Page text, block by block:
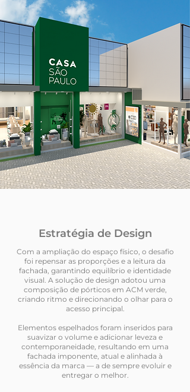
Estratégia de Design
Com a ampliação do espaço físico, o desafio
foi repensar as proporções e a leitura da
fachada, garantindo equilíbrio e identidade
visual. A solução de design adotou uma
composição de pórticos em ACM verde,
criando ritmo e direcionando o olhar para o
acesso principal.
Elementos espelhados foram inseridos para
suavizar o volume e adicionar leveza e
contemporaneidade, resultando em uma
fachada imponente, atual e alinhada à
essência da marca — a de sempre evoluir e
entregar o melhor.